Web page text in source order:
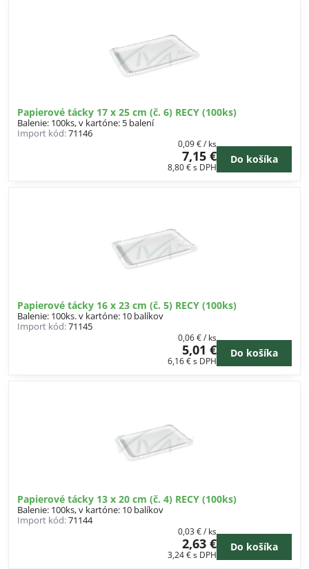
Papierové tácky 17 x 25 cm (č. 6) RECY (100ks)
Balenie: 100ks, v kartóne: 5 balení
Import kód:71146
7,15 €
8,80 €s DPH
0,09 €/ ks
Do košíka
Papierové tácky 16 x 23 cm (č. 5) RECY (100ks)
Balenie: 100ks. v kartóne: 10 balíkov
Import kód:71145
5,01 €
6,16 €s DPH
0,06 €/ ks
Do košíka
Papierové tácky 13 x 20 cm (č. 4) RECY (100ks)
Balenie: 100ks, v kartóne: 10 balíkov
Import kód:71144
2,63 €
3,24 €s DPH
0,03 €/ ks
Do košíka